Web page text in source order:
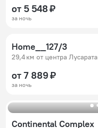
от 5 548 ₽
за ночь
Home__127/3
29,4 км от центра Лусарата
от 7 889 ₽
за ночь
Continental Complex